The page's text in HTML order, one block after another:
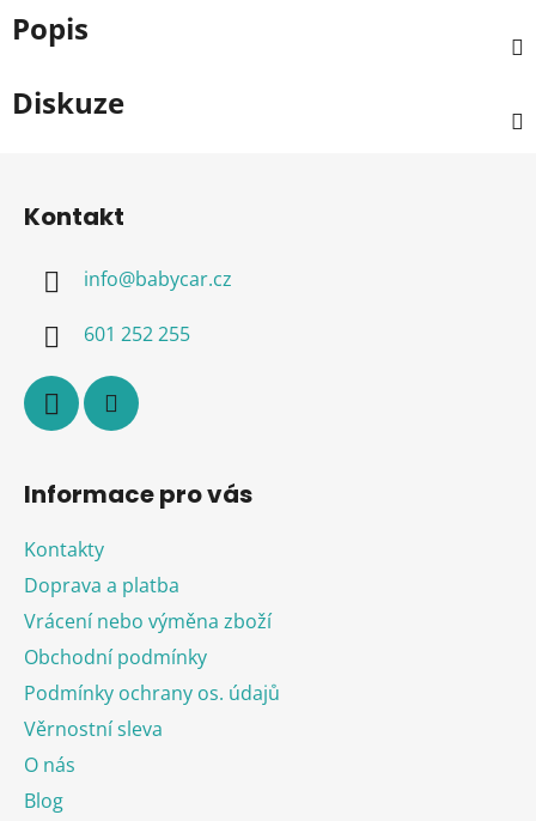
Popis
Diskuze
Kontakt
info@babycar.cz
601 252 255
Informace pro vás
Kontakty
Doprava a platba
Vrácení nebo výměna zboží
Obchodní podmínky
Podmínky ochrany os. údajů
Věrnostní sleva
O nás
Blog